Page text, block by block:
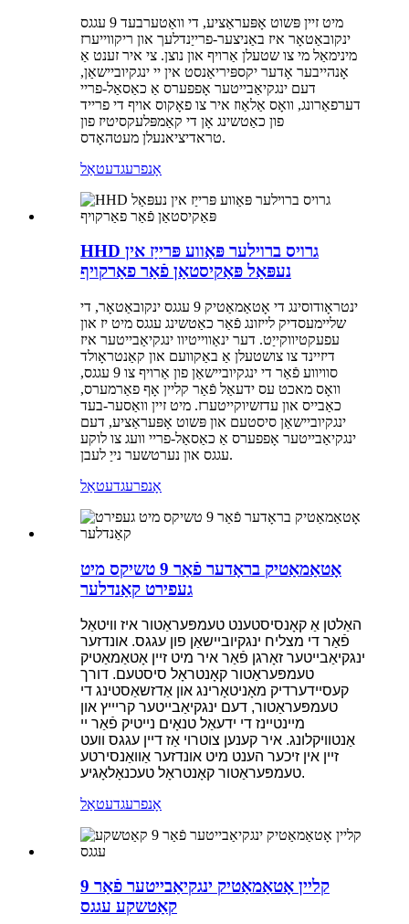
מיט זיין פּשוט אָפּעראַציע, די וואַטערבעד 9 עגגס
ינקובאַטאָר איז באַניצער-פרייַנדלעך און ריקווייערז
מינימאַל מי צו שטעלן אַרויף און נוצן. צי איר זענט אַ
אָנהייבער אָדער יקספּיריאַנסט אין יי ינגקיוביישאַן,
דעם ינגקיאַבייטער אָפפערס אַ כאַסאַל-פריי
דערפאַרונג, וואָס אַלאַוז איר צו פאָקוס אויף די פרייד
פון כאַטשינג אָן די קאַמפּלעקסיטיז פון
טראדיציאנעלן מעטהאָדס.
אָנפרעגדעטאַל
HHD גרויס ברוילער פּאַווע פּרייַז אין
נעפּאַל פּאַקיסטאַן פֿאַר פאַרקויף
ינטראָודוסינג די אָטאַמאַטיק 9 עגגס ינקובאַטאָר, די
שליימעסדיק לייזונג פֿאַר כאַטשינג עגגס מיט יז און
עפעקטיווקייַט. דער ינאַווייטיוו ינגקיאַבייטער איז
דיזיינד צו צושטעלן אַ באַקוועם און קאַנטראָולד
סוויווע פֿאַר די ינגקיוביישאַן פון אַרויף צו 9 עגגס,
וואָס מאכט עס ידעאַל פֿאַר קליין אָף פאַרמערס,
כאַבייס און עדזשיוקייטערז. מיט זיין וואַסער-בעד
ינגקיוביישאַן סיסטעם און פּשוט אָפּעראַציע, דעם
ינגקיאַבייטער אָפפערס אַ כאַסאַל-פריי וועג צו לוקע
עגגס און נערטשער נייַ לעבן.
אָנפרעגדעטאַל
אָטאַמאַטיק בראָדער פֿאַר 9 טשיקס מיט
געפירט קאַנדלער
האַלטן אַ קאָנסיסטענט טעמפּעראַטור איז וויטאַל
פֿאַר די מצליח ינגקיוביישאַן פון עגגס. אונדזער
ינגקיאַבייטער זאָרגן פֿאַר איר מיט זיין אָטאַמאַטיק
טעמפּעראַטור קאָנטראָל סיסטעם. דורך
קעסיידערדיק מאָניטאָרינג און אַדזשאַסטינג די
טעמפּעראַטור, דעם ינגקיאַבייטער קריייץ און
מיינטיינז די ידעאַל טנאָים נייטיק פֿאַר יי
אַנטוויקלונג. איר קענען צוטרוי אַז דיין עגגס וועט
זיין אין זיכער הענט מיט אונדזער אַוואַנסירטע
טעמפּעראַטור קאָנטראָל טעכנאָלאָגיע.
אָנפרעגדעטאַל
קליין אָטאַמאַטיק ינגקיאַבייטער פֿאַר 9
קאַטשקע עגגס